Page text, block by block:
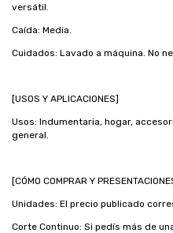
versátil.
Caída: Media.
Cuidados: Lavado a máquina. No
[USOS Y APLICACIONES]
Usos: Indumentaria, hogar,
general.
[CÓMO COMPRAR Y
Unidades: El precio publicado
Corte Continuo: Si pedís más de